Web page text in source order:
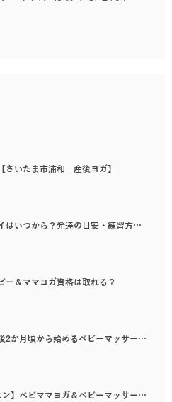
さいたま市浦和 産後ヨガ】
はいつから？発達の目安・練習方…
ー＆ママヨガ資格は取れる？
2か月頃から始めるベビーマッサー…
ン】ベビママヨガ＆ベビーマッサー…